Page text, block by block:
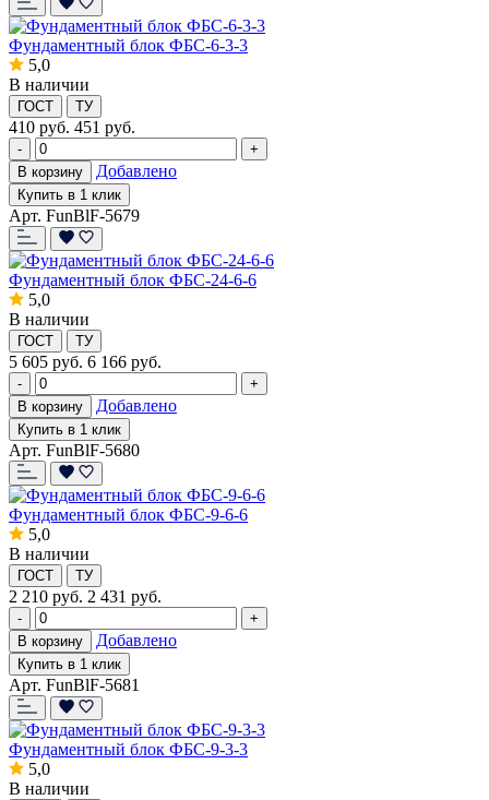
Фундаментный блок ФБС-6-3-3
5,0
В наличии
ГОСТ ТУ
410 руб. 451 руб.
-
+
В корзину
Добавлено
Купить в 1 клик
Арт. FunBlF-5679
Фундаментный блок ФБС-24-6-6
5,0
В наличии
ГОСТ ТУ
5 605 руб. 6 166 руб.
-
+
В корзину
Добавлено
Купить в 1 клик
Арт. FunBlF-5680
Фундаментный блок ФБС-9-6-6
5,0
В наличии
ГОСТ ТУ
2 210 руб. 2 431 руб.
-
+
В корзину
Добавлено
Купить в 1 клик
Арт. FunBlF-5681
Фундаментный блок ФБС-9-3-3
5,0
В наличии